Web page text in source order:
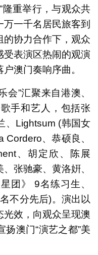
隆重举行，与观众共
一千名居民旅客到
协力合作下，观众
表演区热闹的观演
澳门奏响序曲。
会”汇聚来自港澳、
手和艺人，包括张
、Lightsum (韩国女
Cordero、恭硕良、
、胡定欣、陈展
张驰豪、黄洛姸、
团》 9名练习生、
不分先后)。演出以
效，向观众呈现澳
澳门“演艺之都”美